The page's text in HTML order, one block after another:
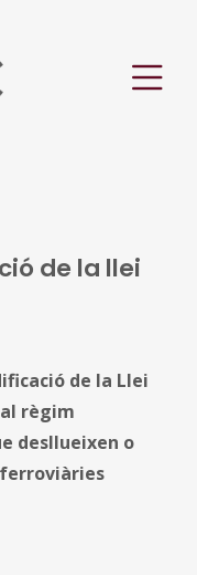
de la llei
de la Llei
règim
desllueixen o